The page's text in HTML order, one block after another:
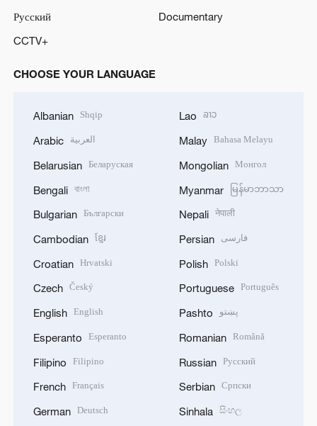
Русский
Documentary
CCTV+
CHOOSE YOUR LANGUAGE
Albanian Shqip
Arabic العربية
Belarusian Беларуская
Bengali বাংলা
Bulgarian Български
Cambodian ខ្មែរ
Croatian Hrvatski
Czech Český
English English
Esperanto Esperanto
Filipino Filipino
French Français
German Deutsch
Lao ລາວ
Malay Bahasa Melayu
Mongolian Монгол
Myanmar မြန်မာဘာသာ
Nepali नेपाली
Persian فارسی
Polish Polski
Portuguese Português
Pashto پښتو
Romanian Română
Russian Русский
Serbian Српски
Sinhala සිංහල